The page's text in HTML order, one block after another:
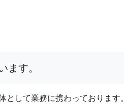
す。
として業務に携わっております。